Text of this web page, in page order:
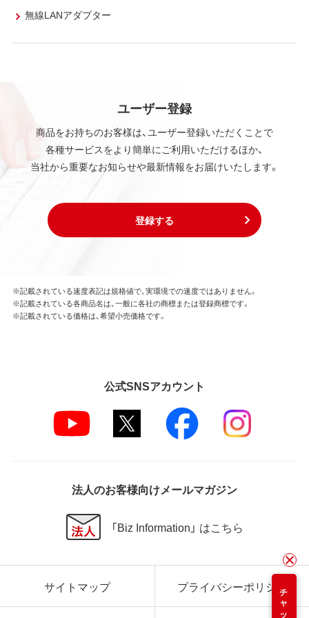
無線LANアダプター
ユーザー登録
商品をお持ちのお客様は、ユーザー登録いただくことで
各種サービスをより簡単にご利用いただけるほか、
当社から重要なお知らせや最新情報をお届けいたします。
登録する
※記載されている速度表記は規格値で、実環境での速度ではありません。
※記載されている各商品名は、一般に各社の商標または登録商標です。
※記載されている価格は、希望小売価格です。
公式SNSアカウント
法人のお客様向けメールマガジン
「Biz Information」 はこちら
サイトマップ プライバシーポリシー